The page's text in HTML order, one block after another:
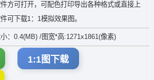
方可打开，可配色打印导出各种格式或直接上
可下载1：1模拟效果图。
：0.4(MB) /图宽*高:1271x1861(像素)
1:1图下载